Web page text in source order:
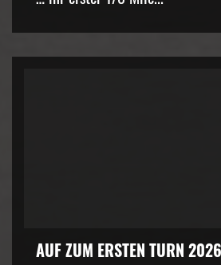
AUF ZUM ERSTEN TURN